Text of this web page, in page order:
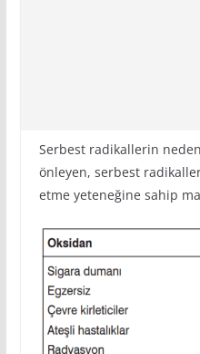
Serbest radikallerin
önleyen, serbest
etme yeteneğine sahip